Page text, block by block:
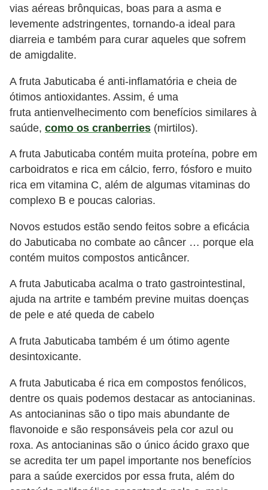
vias aéreas brônquicas, boas para a asma e
levemente adstringentes, tornando-a ideal para
diarreia e também para curar aqueles que sofrem
de amigdalite.
A fruta Jabuticaba é anti-inflamatória e cheia de
ótimos antioxidantes. Assim, é uma
fruta antienvelhecimento com benefícios similares à
saúde, como os cranberries (mirtilos).
A fruta Jabuticaba contém muita proteína, pobre em
carboidratos e rica em cálcio, ferro, fósforo e muito
rica em vitamina C, além de algumas vitaminas do
complexo B e poucas calorias.
Novos estudos estão sendo feitos sobre a eficácia
do Jabuticaba no combate ao câncer … porque ela
contém muitos compostos anticâncer.
A fruta Jabuticaba acalma o trato gastrointestinal,
ajuda na artrite e também previne muitas doenças
de pele e até queda de cabelo
A fruta Jabuticaba também é um ótimo agente
desintoxicante.
A fruta Jabuticaba é rica em compostos fenólicos,
dentre os quais podemos destacar as antocianinas.
As antocianinas são o tipo mais abundante de
flavonoide e são responsáveis ​​pela cor azul ou
roxa. As antocianinas são o único ácido graxo que
se acredita ter um papel importante nos benefícios
para a saúde exercidos por essa fruta, além do